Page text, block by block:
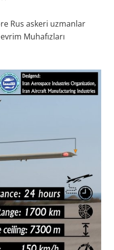
Rus askeri uzmanlar
Muhafızları